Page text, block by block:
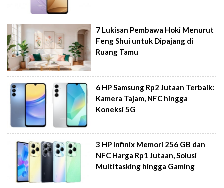
7 Lukisan Pembawa Hoki Menurut
Feng Shui untuk Dipajang di
Ruang Tamu
6 HP Samsung Rp2 Jutaan Terbaik:
Kamera Tajam, NFC hingga
Koneksi 5G
3 HP Infinix Memori 256 GB dan
NFC Harga Rp1 Jutaan, Solusi
Multitasking hingga Gaming